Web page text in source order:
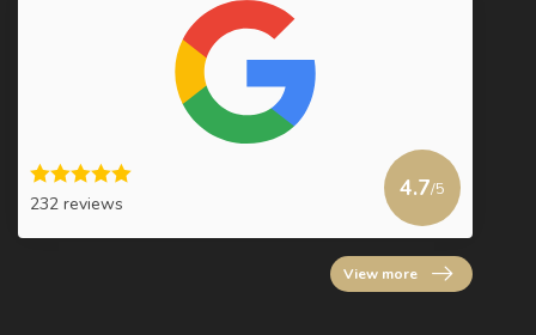
232 reviews
4.7/5
View more